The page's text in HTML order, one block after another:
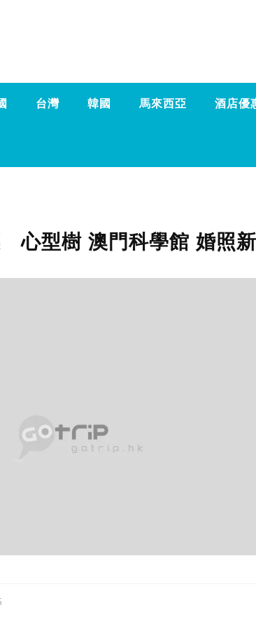
台灣 韓國 馬來西亞 酒店優
心型樹 澳門科學館 婚照